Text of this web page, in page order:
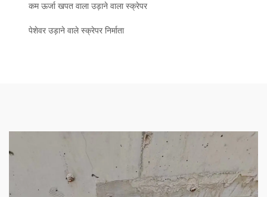
कम ऊर्जा खपत वाला उड़ाने वाला स्क्रेपर
पेशेवर उड़ाने वाले स्क्रेपर निर्माता